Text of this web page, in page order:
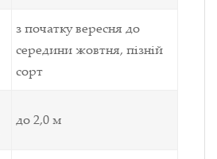
з початку вересня до
середини жовтня, пізній
сорт
до 2,0м